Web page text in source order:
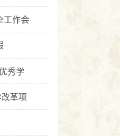
工作会
秀学
革项